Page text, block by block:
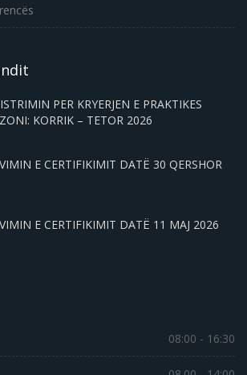
PER KRYERJEN E PRAKTIKES
KORRIK – TETOR 2026
E CERTIFIKIMIT DATË 30 QERSHOR
E CERTIFIKIMIT DATË 11 MAJ 2026
08:00 - 16:30